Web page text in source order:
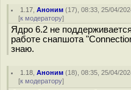
1.17 ,Аноним (17), 08:33, 25/04/
[к модератору]
Ядро 6.2 не
работе снапшота
знаю.
1.18 ,Аноним (18), 08:35, 25/04/
[к модератору]